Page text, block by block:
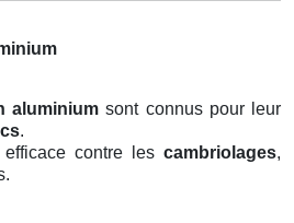
aluminium sont connus pour leur
.
efficace contre les cambriolages,